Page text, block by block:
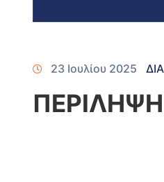
23 Ιουλίου 2025
ΠΕΡΙΛΗΨΗ